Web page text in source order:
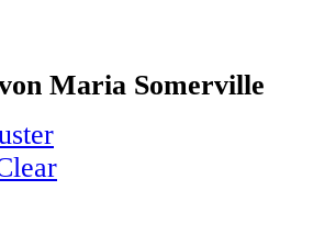
Maria Somerville